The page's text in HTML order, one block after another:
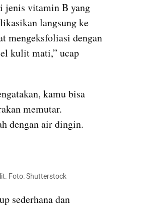
jenis vitamin B yang
langsung ke
mengeksfoliasi dengan
kulit mati,” ucap
kamu bisa
memutar.
dengan air dingin.
Foto: Shutterstock
sederhana dan